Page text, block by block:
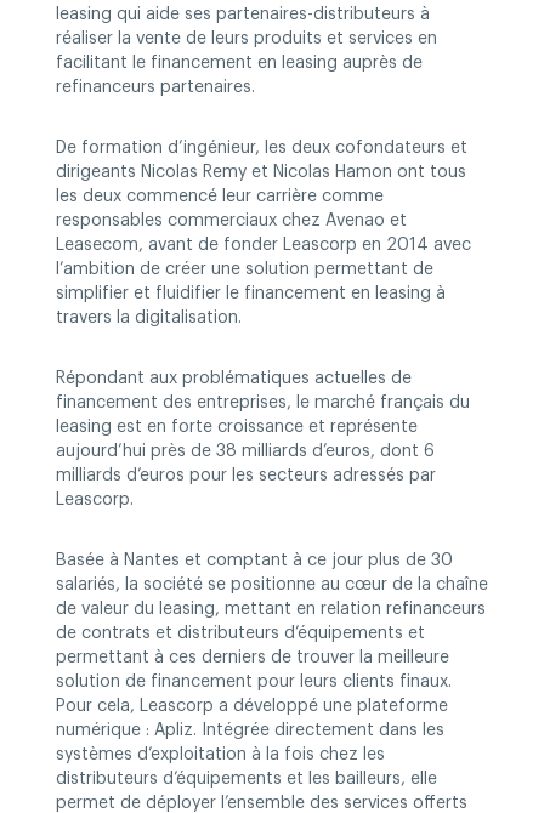
leasing qui aide ses partenaires-distributeurs à
réaliser la vente de leurs produits et services en
facilitant le financement en leasing auprès de
refinanceurs partenaires.
De formation d’ingénieur, les deux cofondateurs et
dirigeants Nicolas Remy et Nicolas Hamon ont tous
les deux commencé leur carrière comme
responsables commerciaux chez Avenao et
Leasecom, avant de fonder Leascorp en 2014 avec
l’ambition de créer une solution permettant de
simplifier et fluidifier le financement en leasing à
travers la digitalisation.
Répondant aux problématiques actuelles de
financement des entreprises, le marché français du
leasing est en forte croissance et représente
aujourd’hui près de 38 milliards d’euros, dont 6
milliards d’euros pour les secteurs adressés par
Leascorp.
Basée à Nantes et comptant à ce jour plus de 30
salariés, la société se positionne au cœur de la chaîne
de valeur du leasing, mettant en relation refinanceurs
de contrats et distributeurs d’équipements et
permettant à ces derniers de trouver la meilleure
solution de financement pour leurs clients finaux.
Pour cela, Leascorp a développé une plateforme
numérique : Apliz. Intégrée directement dans les
systèmes d’exploitation à la fois chez les
distributeurs d’équipements et les bailleurs, elle
permet de déployer l’ensemble des services offerts